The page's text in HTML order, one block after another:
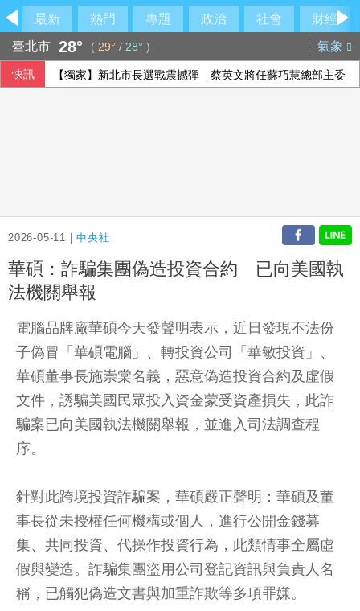
最新 熱門 專題 政治 社會
財經
臺北市 28° ( 29° / 28° ) 氣象
快訊 【獨家】新北市長選戰震撼彈 蔡英文將任蘇巧慧總部主委
2026-05-11 |中央社
華碩：詐騙集團偽造投資合約 已向美國執
法機關舉報
電腦品牌廠華碩今天發聲明表示，近日發現不法份
子偽冒「華碩電腦」、轉投資公司「華敏投資」、
華碩董事長施崇棠名義，惡意偽造投資合約及虛假
文件，誘騙美國民眾投入資金蒙受資產損失，此詐
騙案已向美國執法機關舉報，並進入司法調查程
序。
針對此跨境投資詐騙案，華碩嚴正聲明：華碩及董
事長從未授權任何機構或個人，進行公開金錢募
集、共同投資、代操作投資行為，此類情事全屬虛
假與變造。詐騙集團盜用公司登記資訊與負責人名
稱，已觸犯偽造文書與加重詐欺等多項罪嫌。